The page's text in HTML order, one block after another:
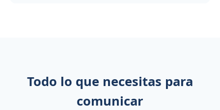
Todo lo que necesitas para
comunicar